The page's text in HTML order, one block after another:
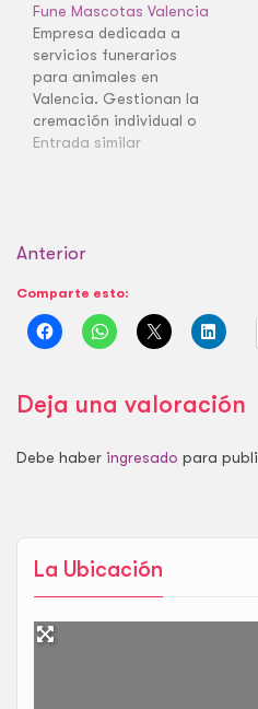
La Ubicación
mascotas y animales
vivos. Contamos con
más de 10 años de
experiencia, trabajamos
con las mejores
compañías y llegamos a
todos los destinos
Fune Mascotas Valencia
Empresa dedicada a
servicios funerarios
para animales en
Valencia. Gestionan la
cremación individual o
colectiva, ofreciendo
Entrada similar
Anterior
Comparte esto:
Deja una valoración
Debe haber ingresado para